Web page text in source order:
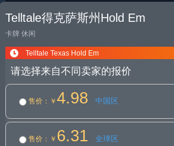
Telltale得克萨斯州Hold Em
卡牌 休闲
Telltale Texas Hold Em
请选择来自不同卖家的报价
售价 ：￥4.98 中国区
售价 ：￥ 6.31 全球区